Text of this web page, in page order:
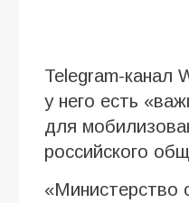
Telegram-канал
у него есть
для
российского
«Министерство